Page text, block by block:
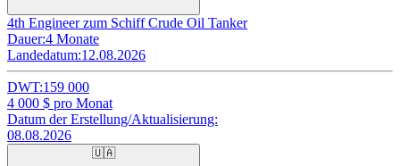
4th Engineer zum Schiff Crude Oil Tanker
Dauer:4 Monate
Landedatum:12.08.2026
DWT:159 000
4 000 $ pro Monat
Datum der Erstellung/Aktualisierung:
08.08.2026
🇺🇦